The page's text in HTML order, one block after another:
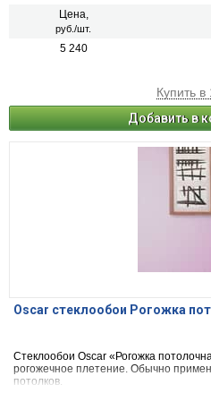
Цена,
руб./шт.
5 240
Купить в
Добавить в
Oscar стеклообои Рогожка
Стеклообои Oscar «Рогожка
рогожечное плетение. Обычно
потолков.